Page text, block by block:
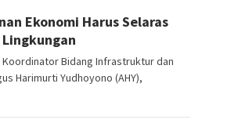
Ekonomi Harus Selaras
Bidang Infrastruktur dan
Harimurti Yudhoyono (AHY),